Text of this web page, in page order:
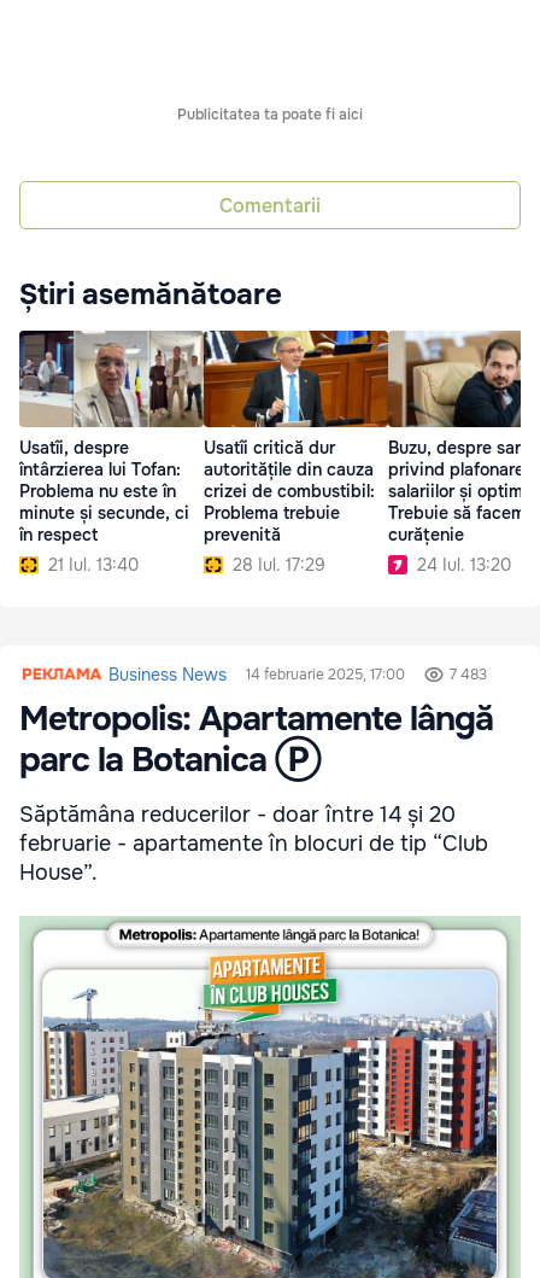
Publicitatea ta poate fi aici
Comentarii
Știri asemănătoare
Usatîi, despre
întârzierea lui Tofan:
Problema nu este în
minute și secunde, ci
în respect
21 Iul. 13:40
Usatîi critică dur
autoritățile din cauza
crizei de combustibil:
Problema trebuie
prevenită
28 Iul. 17:29
Buzu, despre
privind plafonarea
salariilor și
Trebuie să facem
curățenie
24 Iul. 13:20
Business News 14 februarie 2025, 17:00 7 483
Metropolis: Apartamente lângă
parc la Botanica Ⓟ
Săptămâna reducerilor - doar între 14 și 20
februarie - apartamente în blocuri de tip “Club
House”.